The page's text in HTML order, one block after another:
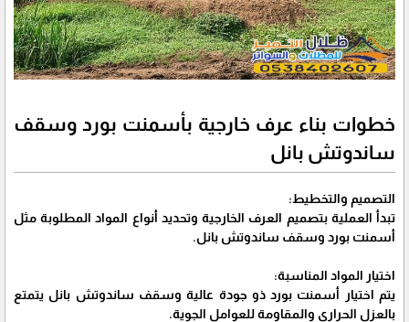
خطوات بناء عرف خارجية بأسمنت بورد وسقف
ساندوتش بانل
التصميم والتخطيط:
تبدأ العملية بتصميم العرف الخارجية وتحديد أنواع المواد المطلوبة مثل
أسمنت بورد وسقف ساندوتش بانل.
اختيار المواد المناسبة:
يتم اختيار أسمنت بورد ذو جودة عالية وسقف ساندوتش بانل يتمتع
بالعزل الحراري والمقاومة للعوامل الجوية.